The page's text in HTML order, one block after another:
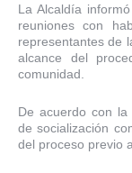
La Alcaldía
reuniones con
representantes de
alcance del
comunidad.
De acuerdo con la
de socialización
del proceso previo